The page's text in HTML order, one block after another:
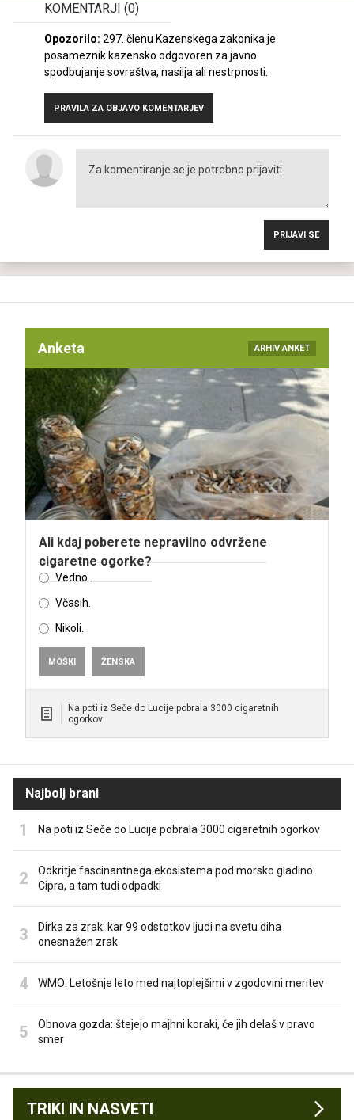
KOMENTARJI (0)
Opozorilo: 297. členu Kazenskega zakonika je
posameznik kazensko odgovoren za javno
spodbujanje sovraštva, nasilja ali nestrpnosti.
PRAVILA ZA OBJAVO KOMENTARJEV
PRIJAVI SE
Anketa ARHIV ANKET
Ali kdaj poberete nepravilno odvržene
cigaretne ogorke?
Vedno.
Včasih.
Nikoli.
MOŠKI ŽENSKA
Na poti iz Seče do Lucije pobrala 3000 cigaretnih
ogorkov
Najbolj brani
Na poti iz Seče do Lucije pobrala 3000 cigaretnih ogorkov
Odkritje fascinantnega ekosistema pod morsko gladino
Cipra, a tam tudi odpadki
Dirka za zrak: kar 99 odstotkov ljudi na svetu diha
onesnažen zrak
WMO: Letošnje leto med najtoplejšimi v zgodovini meritev
Obnova gozda: štejejo majhni koraki, če jih delaš v pravo
smer
TRIKI IN NASVETI